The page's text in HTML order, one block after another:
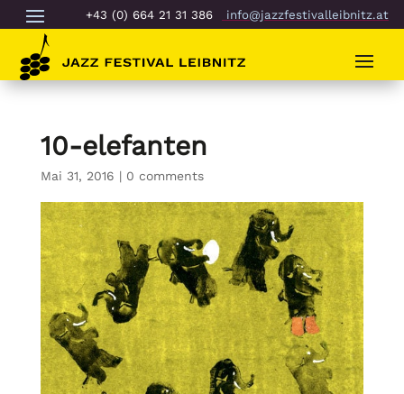
+43 (0) 664 21 31 386 info@jazzfestivalleibnitz.at
10-elefanten
Mai 31, 2016 | 0 comments